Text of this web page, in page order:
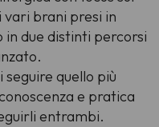
brani presi in
due distinti percorsi
quello più
e pratica
entrambi.